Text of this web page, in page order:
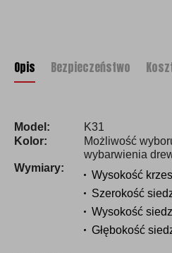
Opis Bezpieczeństwo
Model:
K31
Kolor:
Możliwość
wybarwienia
Wymiary:
Wysokość
Szerokość
Wysokość
Głębokość